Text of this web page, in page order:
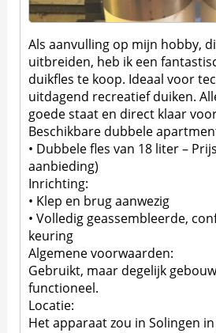
Als aanvulling op mijn hobby,
uitbreiden, heb ik een
duikfles te koop. Ideaal voor
uitdagend recreatief duiken.
goede staat en direct klaar
Beschikbare dubbele
• Dubbele fles van 18 liter –
aanbieding)
Inrichting:
• Klep en brug aanwezig
• Volledig geassembleerde,
keuring
Algemene voorwaarden:
Gebruikt, maar degelijk
functioneel.
Locatie:
Het apparaat zou in Solingen